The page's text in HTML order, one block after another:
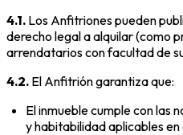
4.1. Los Anfitriones pueden
derecho legal a alquilar (como
arrendatarios con facultad de
4.2. El Anfitrión garantiza que:
El inmueble cumple con las
y habitabilidad aplicables